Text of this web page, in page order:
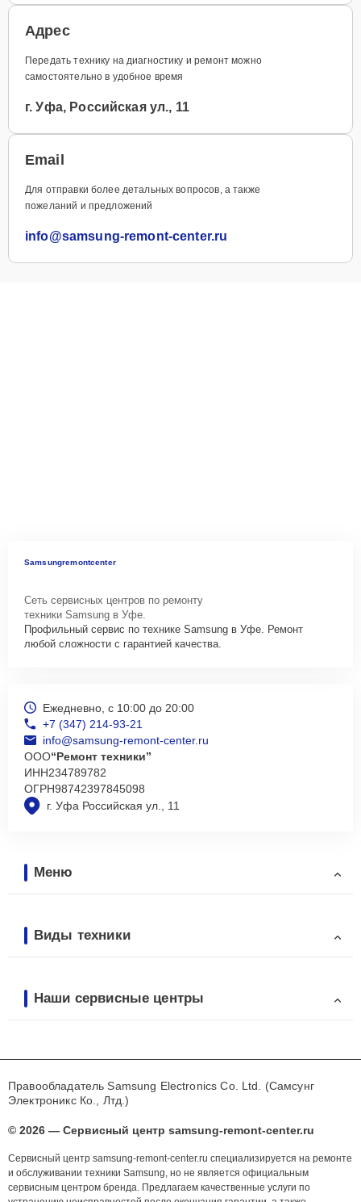
Адрес
Передать технику на диагностику и ремонт можно
самостоятельно в удобное время
г. Уфа, Российская ул., 11
Email
Для отправки более детальных вопросов, а также
пожеланий и предложений
info@samsung-remont-center.ru
Samsungremontcenter
Сеть сервисных центров по ремонту
техники Samsung в Уфе.
Профильный сервис по технике Samsung в Уфе. Ремонт
любой сложности с гарантией качества.
г. Уфа Российская ул., 11
Ежедневно, с 10:00 до 20:00
+7 (347) 214-93-21
info@samsung-remont-center.ru
ООО“Ремонт техники”
ИНН234789782
ОГРН98742397845098
Меню
Виды техники
Наши сервисные центры
Правообладатель Samsung Electronics Co. Ltd. (Самсунг
Электроникс Ко., Лтд.)
© 2026 — Сервисный центр samsung-remont-center.ru
Сервисный центр samsung-remont-center.ru специализируется на ремонте
и обслуживании техники Samsung, но не является официальным
сервисным центром бренда. Предлагаем качественные услуги по